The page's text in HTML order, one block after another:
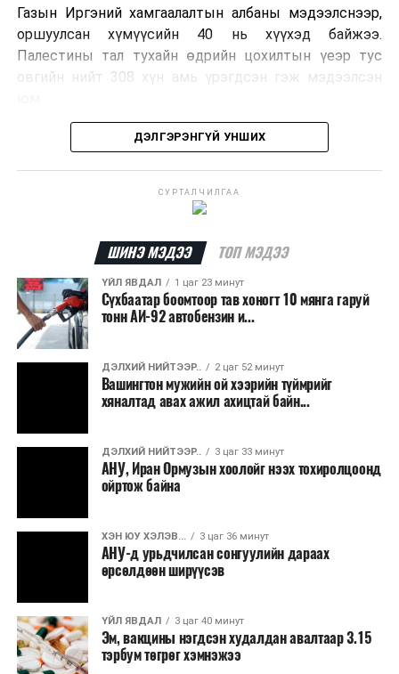
Газын Иргэний хамгаалалтын албаны мэдээлснээр,
оршуулсан хүмүүсийн 40 нь хүүхэд байжээ.
Палестины тал тухайн өдрийн цохилтын үеэр тус
овгийн нийт 308 хүн амь үрэгдсэн гэж мэдээлсэн
Олон улсын хэвлэлүүдийн мэдээлснээр, Израилын
ДЭЛГЭРЭНГҮЙ УНШИХ
СУРТАЛЧИЛГАА
ШИНЭ МЭДЭЭ ТОП МЭДЭЭ
ҮЙЛ ЯВДАЛ 1 цаг 23 минут
Сүхбаатар боомтоор тав хоногт 10 мянга гаруй
тонн АИ-92 автобензин и...
ДЭЛХИЙ НИЙТЭЭР.. 2 цаг 52 минут
Вашингтон мужийн ой хээрийн түймрийг
хяналтад авах ажил ахицтай байн...
ДЭЛХИЙ НИЙТЭЭР.. 3 цаг 33 минут
АНУ, Иран Ормузын хоолойг нээх тохиролцоонд
ойртож байна
ХЭН ЮУ ХЭЛЭВ... 3 цаг 36 минут
АНУ-д урьдчилсан сонгуулийн дараах
өрсөлдөөн ширүүсэв
ҮЙЛ ЯВДАЛ 3 цаг 40 минут
Эм, вакцины нэгдсэн худалдан авалтаар 3.15
тэрбум төгрөг хэмнэжээ